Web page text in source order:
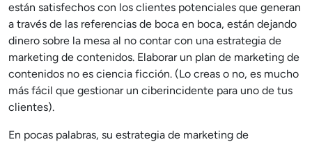
están satisfechos con los clientes potenciales que generan
a través de las referencias de boca en boca, están dejando
dinero sobre la mesa al no contar con una estrategia de
marketing de contenidos. Elaborar un plan de marketing de
contenidos no es ciencia ficción. (Lo creas o no, es mucho
más fácil que gestionar un ciberincidente para uno de tus
clientes).
En pocas palabras, su estrategia de marketing de